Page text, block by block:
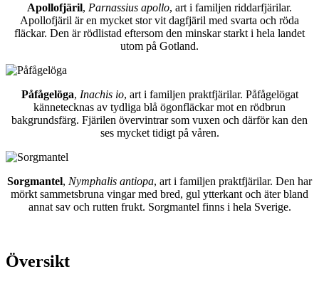
Apollofjäril, Parnassius apollo, art i familjen riddarfjärilar.
Apollofjäril är en mycket stor vit dagfjäril med svarta och röda
fläckar. Den är rödlistad eftersom den minskar starkt i hela landet
utom på Gotland.
Påfågelöga, Inachis io, art i familjen praktfjärilar. Påfågelögat
kännetecknas av tydliga blå ögonfläckar mot en rödbrun
bakgrundsfärg. Fjärilen övervintrar som vuxen och därför kan den
ses mycket tidigt på våren.
Sorgmantel, Nymphalis antiopa, art i familjen praktfjärilar. Den har
mörkt sammetsbruna vingar med bred, gul ytterkant och äter bland
annat sav och rutten frukt. Sorgmantel finns i hela Sverige.
Översikt